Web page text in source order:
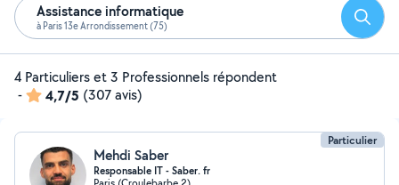
Assistance informatique
à Paris 13e Arrondissement (75)
4 Particuliers et 3 Professionnels répondent
-
4,7/5 (307 avis)
Particulier
Mehdi Saber
Responsable IT - Saber. fr